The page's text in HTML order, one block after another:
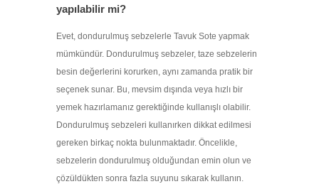
yapılabilir mi?
Evet, dondurulmuş sebzelerle Tavuk Sote yapmak
mümkündür. Dondurulmuş sebzeler, taze sebzelerin
besin değerlerini korurken, aynı zamanda pratik bir
seçenek sunar. Bu, mevsim dışında veya hızlı bir
yemek hazırlamanız gerektiğinde kullanışlı olabilir.
Dondurulmuş sebzeleri kullanırken dikkat edilmesi
gereken birkaç nokta bulunmaktadır. Öncelikle,
sebzelerin dondurulmuş olduğundan emin olun ve
çözüldükten sonra fazla suyunu sıkarak kullanın.